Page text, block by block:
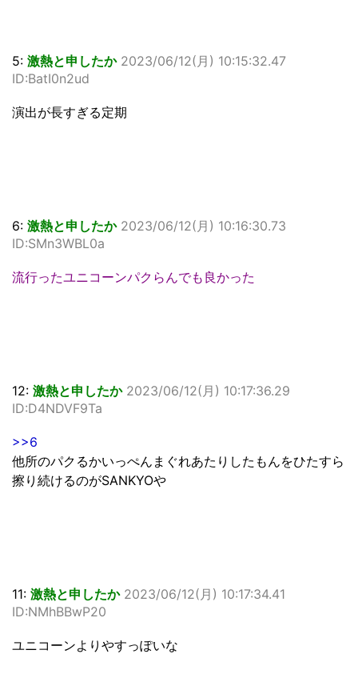
5: 激熱と申したか 2023/06/12(月) 10:15:32.47
ID:BatI0n2ud
演出が長すぎる定期
6: 激熱と申したか 2023/06/12(月) 10:16:30.73
ID:SMn3WBL0a
流行ったユニコーンパクらんでも良かった
12: 激熱と申したか 2023/06/12(月) 10:17:36.29
ID:D4NDVF9Ta
>>6
他所のパクるかいっぺんまぐれあたりしたもんをひたすら
擦り続けるのがSANKYOや
11: 激熱と申したか 2023/06/12(月) 10:17:34.41
ID:NMhBBwP20
ユニコーンよりやすっぽいな